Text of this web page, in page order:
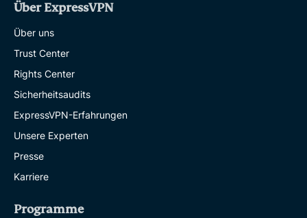
Über ExpressVPN
Über uns
Trust Center
Rights Center
Sicherheitsaudits
ExpressVPN-Erfahrungen
Unsere Experten
Presse
Karriere
Programme